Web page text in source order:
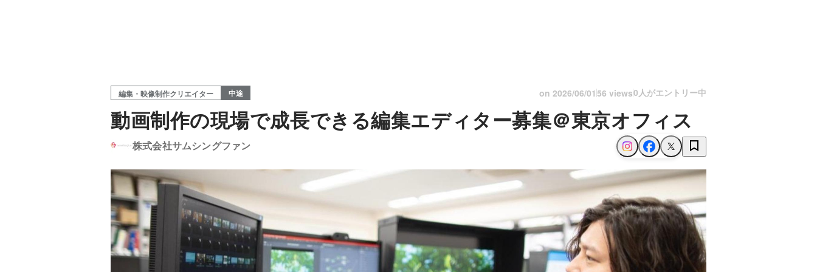
編集・映像制作クリエイター 中途 on 2026/06/01 56 views0人がエントリー中
動画制作の現場で成長できる編集エディター募集＠東京オフィス
株式会社サムシングファン